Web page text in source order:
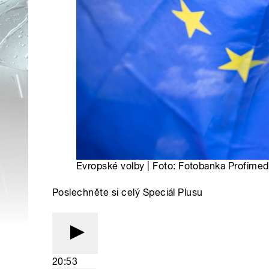
Evropské volby | Foto: Fotobanka
Poslechněte si celý Speciál Plusu
20:53